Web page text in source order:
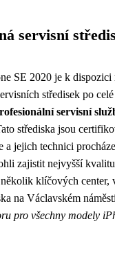
servisní
SE 2020 je k dispozici
středisek po
servisní
střediska jsou
a jejich technici
zajistit nejvyšší
několik klíčových center,
na Václavském
pro všechny modely